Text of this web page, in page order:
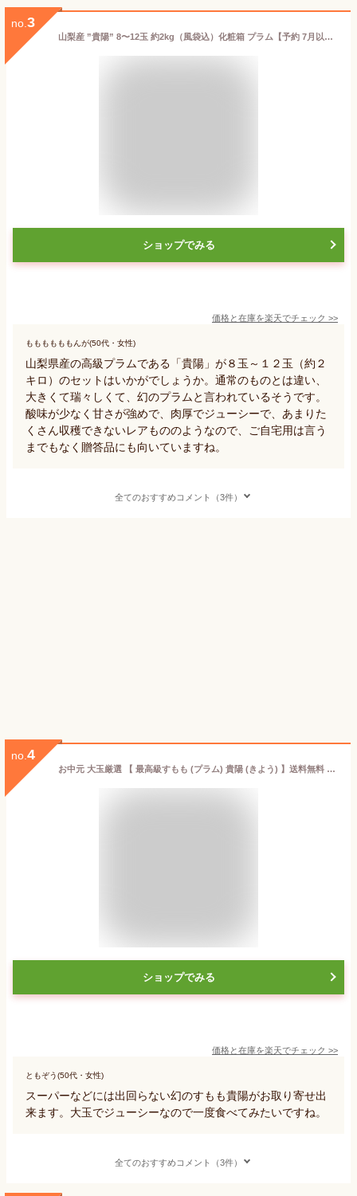
no. 3
山梨産 ”貴陽” 8〜12玉 約2kg（風袋込）化粧箱 プラム【予約 7月以降】 送料無料
ショップでみる
価格と在庫を楽天でチェック >>
ももももももんが(50代・女性)
山梨県産の高級プラムである「貴陽」が８玉～１２玉（約２
キロ）のセットはいかがでしょうか。通常のものとは違い、
大きくて瑞々しくて、幻のプラムと言われているそうです。
酸味が少なく甘さが強めで、肉厚でジューシーで、あまりた
くさん収穫できないレアもののようなので、ご自宅用は言う
までもなく贈答品にも向いていますね。
全てのおすすめコメント（3件）
no. 4
お中元 大玉厳選 【 最高級すもも (プラム) 貴陽 (きよう) 】送料無料 幻のプラム 貴陽 皇寿 約1.5kg 李 スモモ 御中元 贈り物 残暑見舞い 贈答品 幻の高級フルーツ 山梨県 (すもも発祥の地、落合地区) (1期・2期) お取り寄せグルメ プラム貴陽 南アルプス市産
ショップでみる
価格と在庫を楽天でチェック >>
ともぞう(50代・女性)
スーパーなどには出回らない幻のすもも貴陽がお取り寄せ出
来ます。大玉でジューシーなので一度食べてみたいですね。
全てのおすすめコメント（3件）